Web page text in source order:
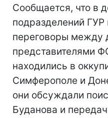
Сообщается, что в
подразделений ГУР
переговоры между
представителями
находились в
Симферополе и
они обсуждали
Буданова и